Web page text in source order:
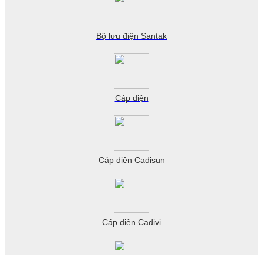
Bộ lưu điện Santak
Cáp điện
Cáp điện Cadisun
Cáp điện Cadivi